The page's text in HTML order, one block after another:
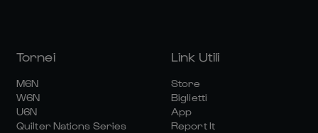
Tornei
M6N
W6N
U6N
Quilter Nations Series
Link Utili
Store
Biglietti
App
Report It